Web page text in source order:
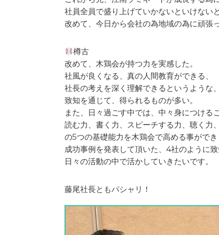
社員全員で盛り上げていかないといけない
改めて、今日から会社の為地域の為に頑張
樽古
改めて、木鶏会が持つ力を実感した。
社風が良くなる、真の人間教育ができる、
社長の考えを深く理解できるというような
致知を通じて、得られるものが多い。
また、日々過ごす中では、中々身につける
読む力、書く力、スピーチする力、聴く力
の5つの基礎能力を木鶏会で高める事がで
成功事例を発表して頂いた、4社のように
日々の活動の中で活かしていきたいです。
藤尾社長ともパシャリ！